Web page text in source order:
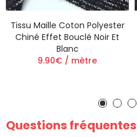
Tissu Maille Coton Polyester
Chiné Effet Bouclé Noir Et
Blanc
9.90€ / mètre
Questions fréquentes